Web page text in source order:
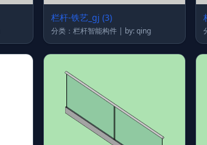
栏杆-铁艺_gj (3)
分类：栏杆智能构件 | by: qing